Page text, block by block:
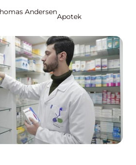
Andersen
Apotek